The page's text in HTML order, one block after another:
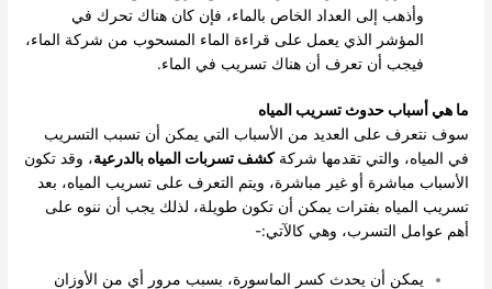
وأذهب إلى العداد الخاص بالماء، فإن كان هناك تحرك في
المؤشر الذي يعمل على قراءة الماء المسحوب من شركة الماء،
فيجب أن تعرف أن هناك تسريب في الماء.
ما هي أسباب حدوث تسريب المياه
سوف نتعرف على العديد من الأسباب التي يمكن أن تسبب التسريب
في المياه، والتي تقدمها شركةكشف تسربات المياه بالدرعية، وقد تكون
الأسباب مباشرة أو غير مباشرة، ويتم التعرف على تسريب المياه، بعد
تسريب المياه بفترات يمكن أن تكون طويلة، لذلك يجب أن ننوه على
أهم عوامل التسرب، وهي كالآتي:-
يمكن أن يحدث كسر الماسورة، بسبب مرور أي من الأوزان